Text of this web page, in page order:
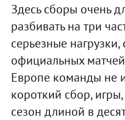
Здесь сборы очень
разбивать на три
серьезные
официальных матчей
Европе команды не
короткий сбор,
сезон длиной в